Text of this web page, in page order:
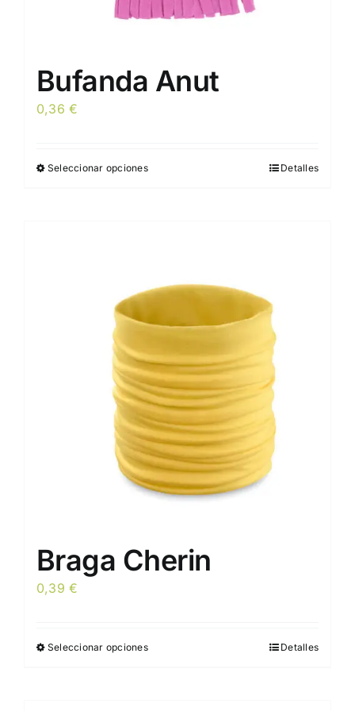
Bufanda Anut
0,36€
Seleccionar opcionesEste
opciones
se
elegir
en
la
página
de
producto
Detalles
Braga Cherin
0,39€
Seleccionar opcionesEste
Detalles